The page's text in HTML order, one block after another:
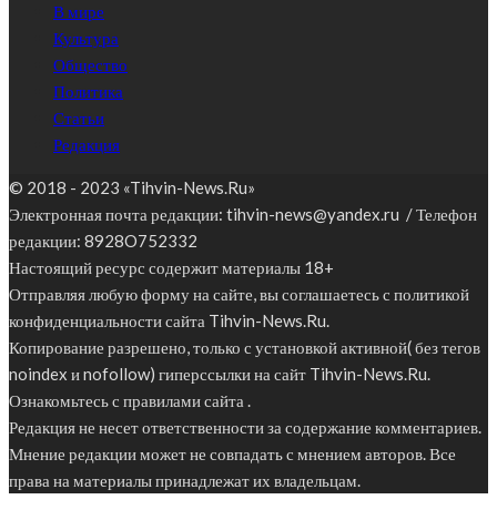
В мире
Культура
Общество
Политика
Статьи
Редакция
© 2018 - 2023 «Tihvin-News.Ru»
Электронная почта редакции: tihvin-news@yandex.ru / Телефон
редакции: 8928O752332
Настоящий ресурс содержит материалы 18+
Отправляя любую форму на сайте, вы соглашаетесь с политикой
конфиденциальности сайта Tihvin-News.Ru.
Копирование разрешено, только с установкой активной( без тегов
noindex и nofollow) гиперссылки на сайт Tihvin-News.Ru.
Ознакомьтесь с правилами сайта .
Редакция не несет ответственности за содержание комментариев.
Мнение редакции может не совпадать с мнением авторов. Все
права на материалы принадлежат их владельцам.